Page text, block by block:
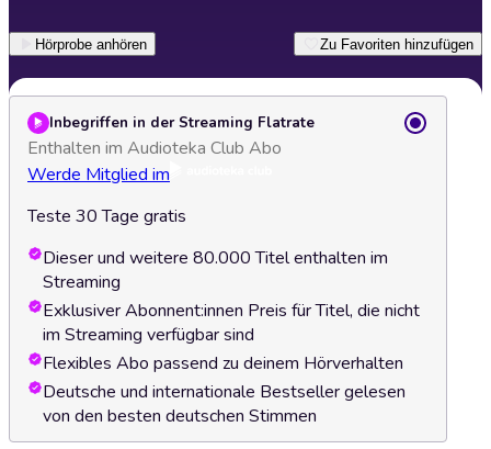
Hörprobe anhören Zu Favoriten hinzufügen
Inbegriffen in der Streaming Flatrate
Enthalten im Audioteka Club Abo
Werde Mitglied im
Teste 30 Tage gratis
Dieser und weitere 80.000 Titel enthalten im
Streaming
Exklusiver Abonnent:innen Preis für Titel, die nicht
im Streaming verfügbar sind
Flexibles Abo passend zu deinem Hörverhalten
Deutsche und internationale Bestseller gelesen
von den besten deutschen Stimmen